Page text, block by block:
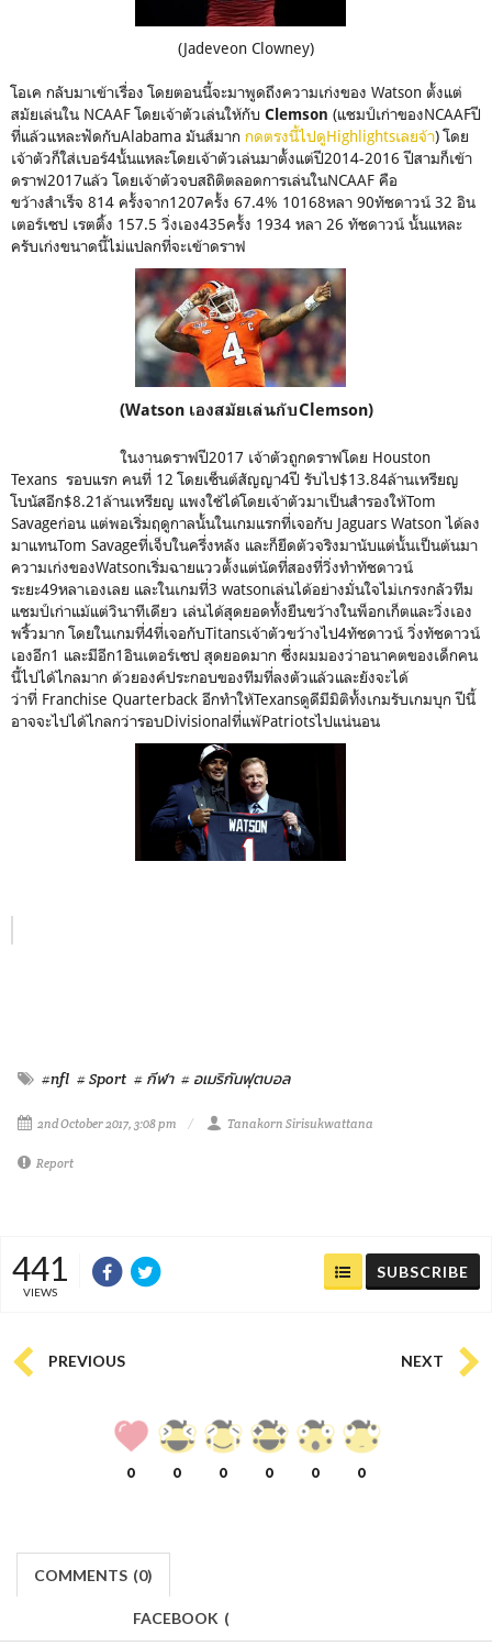
(Jadeveon Clowney)
โอเค กลับมาเข้าเรื่อง โดยตอนนี้จะมาพูดถึงความเก่งของ Watson ตั้งแต่
สมัยเล่นใน NCAAF โดยเจ้าตัวเล่นให้กับ Clemson (แชมป์เก่าของNCAAFปี
ที่แล้วแหละฟัดกับAlabama มันส์มาก กดตรงนี้ไปดูHighlightsเลยจ้า) โดย
เจ้าตัวก็ใส่เบอร์4นั้นแหละโดยเจ้าตัวเล่นมาตั้งแต่ปี2014-2016 ปีสามก็เข้า
ดราฟ2017แล้ว โดยเจ้าตัวจบสถิติตลอดการเล่นในNCAAF คือ
ขว้างสำเร็จ 814 ครั้งจาก1207ครั้ง 67.4% 10168หลา 90ทัชดาวน์ 32 อิน
เตอร์เซป เรตติ้ง 157.5 วิ่งเอง435ครั้ง 1934 หลา 26 ทัชดาวน์ นั้นแหละ
ครับเก่งขนาดนี้ไม่แปลกที่จะเข้าดราฟ
(Watson เองสมัยเล่นกับClemson)
ในงานดราฟปี2017 เจ้าตัวถูกดราฟโดย Houston
Texans รอบแรก คนที่ 12 โดยเซ็นต์สัญญา4ปี รับไป$13.84ล้านเหรียญ
โบนัสอีก$8.21ล้านเหรียญ แพงใช้ได้โดยเจ้าตัวมาเป็นสำรองให้Tom
Savageก่อน แต่พอเริ่มฤดูกาลนั้นในเกมแรกที่เจอกับ Jaguars Watson ได้ลง
มาแทนTom Savageที่เจ็บในครึ่งหลัง และก็ยึดตัวจริงมานับแต่นั้นเป็นต้นมา
ความเก่งของWatsonเริ่มฉายแววตั้งแต่นัดที่สองที่วิ่งทำทัชดาวน์
ระยะ49หลาเองเลย และในเกมที่3 watsonเล่นได้อย่างมั่นใจไม่เกรงกลัวทีม
แชมป์เก่าแม้แต่วินาทีเดียว เล่นได้สุดยอดทั้งยืนขว้างในพ็อกเก็ตและวิ่งเอง
พริ้วมาก โดยในเกมที่4ที่เจอกับTitansเจ้าตัวขว้างไป4ทัชดาวน์ วิ่งทัชดาวน์
เองอีก1 และมีอีก1อินเตอร์เซป สุดยอดมาก ซึ่งผมมองว่าอนาคตของเด็กคน
นี้ไปได้ไกลมาก ด้วยองค์ประกอบของทีมที่ลงตัวแล้วและยังจะได้
ว่าที่ Franchise Quarterback อีกทำให้Texansดูดีมีมิติทั้งเกมรับเกมบุก ปีนี้
อาจจะไปได้ไกลกว่ารอบDivisionalที่แพ้Patriotsไปแน่นอน
#nfl # Sport # กีฬา # อเมริกันฟุตบอล
2nd October 2017, 3:08 pm Tanakorn Sirisukwattana
Report
441
VIEWS
SUBSCRIBE
PREVIOUS NEXT
0 0 0 0 0 0
COMMENTS (0)
FACEBOOK (